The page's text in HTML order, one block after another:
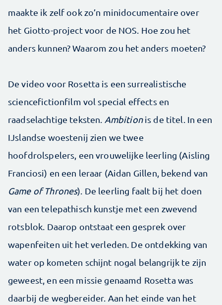
maakte ik zelf ook zo’n minidocumentaire over
het Giotto-project voor de NOS. Hoe zou het
anders kunnen? Waarom zou het anders moeten?
De video voor Rosetta is een surrealistische
sciencefictionfilm vol special effects en
raadselachtige teksten. Ambitionis de titel. In een
IJslandse woestenij zien we twee
hoofdrolspelers, een vrouwelijke leerling (Aisling
Franciosi) en een leraar (Aidan Gillen, bekend van
Game of Thrones). De leerling faalt bij het doen
van een telepathisch kunstje met een zwevend
rotsblok. Daarop ontstaat een gesprek over
wapenfeiten uit het verleden. De ontdekking van
water op kometen schijnt nogal belangrijk te zijn
geweest, en een missie genaamd Rosetta was
daarbij de wegbereider. Aan het einde van het